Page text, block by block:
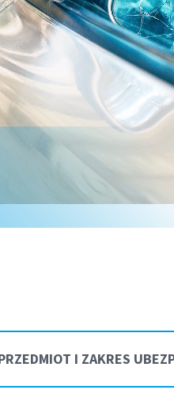
I ZAKRES